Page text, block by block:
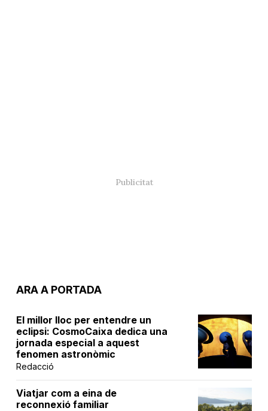
ARA A PORTADA
El millor lloc per entendre un
eclipsi: CosmoCaixa dedica una
jornada especial a aquest
fenomen astronòmic
Redacció
Viatjar com a eina de
reconnexió familiar